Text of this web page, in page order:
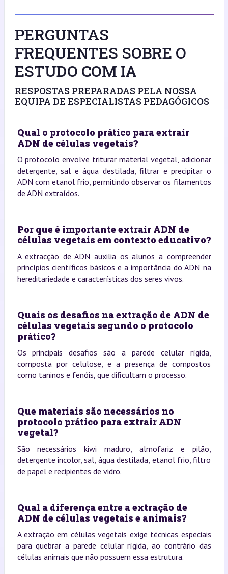
PERGUNTAS
FREQUENTES SOBRE O
ESTUDO COM IA
RESPOSTAS PREPARADAS PELA NOSSA
EQUIPA DE ESPECIALISTAS PEDAGÓGICOS
Qual o protocolo prático para extrair
ADN de células vegetais?
O protocolo envolve triturar material vegetal, adicionar
detergente, sal e água destilada, filtrar e precipitar o
ADN com etanol frio, permitindo observar os filamentos
de ADN extraídos.
Por que é importante extrair ADN de
células vegetais em contexto educativo?
A extracção de ADN auxilia os alunos a compreender
princípios científicos básicos e a importância do ADN na
hereditariedade e características dos seres vivos.
Quais os desafios na extração de ADN de
células vegetais segundo o protocolo
prático?
Os principais desafios são a parede celular rígida,
composta por celulose, e a presença de compostos
como taninos e fenóis, que dificultam o processo.
Que materiais são necessários no
protocolo prático para extrair ADN
vegetal?
São necessários kiwi maduro, almofariz e pilão,
detergente incolor, sal, água destilada, etanol frio, filtro
de papel e recipientes de vidro.
Qual a diferença entre a extração de
ADN de células vegetais e animais?
A extração em células vegetais exige técnicas especiais
para quebrar a parede celular rígida, ao contrário das
células animais que não possuem essa estrutura.